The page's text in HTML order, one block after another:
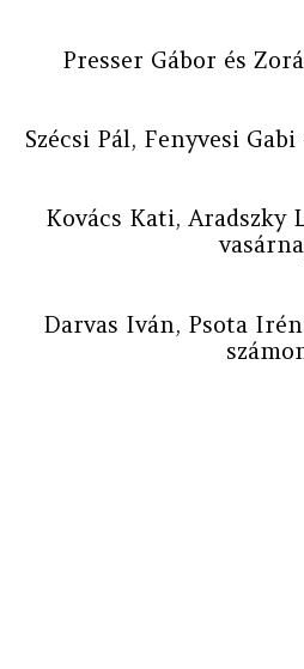
Presser Gábor és
Szécsi Pál, Fenyvesi
Kovács Kati, Aradszky
Darvas Iván, Psota